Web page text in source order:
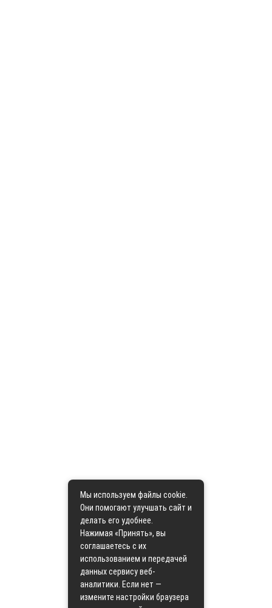
Мы используем файлы cookie.
Они помогают улучшать сайт и
делать его удобнее.
Нажимая «Принять», вы
соглашаетесь с их
использованием и передачей
данных сервису веб-
аналитики. Если нет —
измените настройки браузера